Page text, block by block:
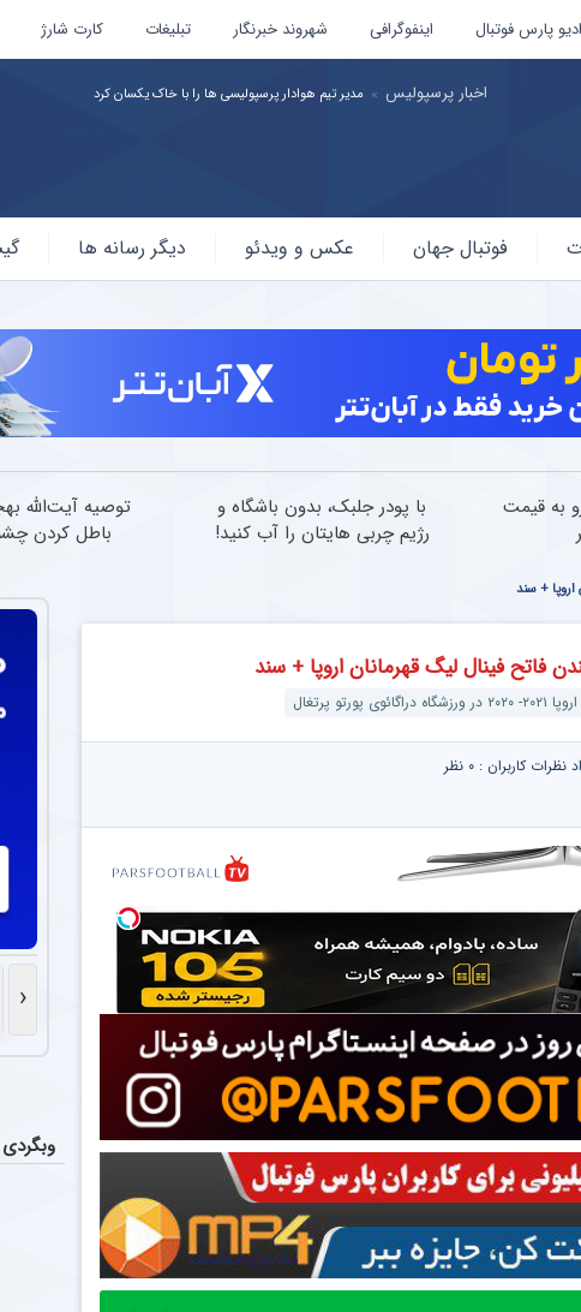
پارس فوتبال اینفوگرافی شهروند خبرنگار تبلیغات کارت شارژ
اخبار پرسپولیس مدیر تیم هوادار پرسپولیسی ها را با خاک یکسان کرد
فوتبال جهان عکس و ویدئو دیگر رسانه ها
به قیمت
با پودر جلبک، بدون باشگاه و
رژیم چربی هایتان را آب کنید!
توصیه آیت‌الله
باطل کردن
نظرات کاربران : ۰ نظر
‹
وبگردی